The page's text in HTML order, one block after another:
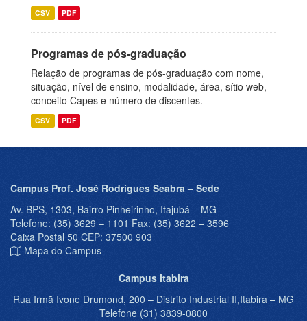
CSV PDF
Programas de pós-graduação
Relação de programas de pós-graduação com nome,
situação, nível de ensino, modalidade, área, sítio web,
conceito Capes e número de discentes.
CSV PDF
Campus Prof. José Rodrigues Seabra – Sede
Av. BPS, 1303, Bairro Pinheirinho, Itajubá – MG
Telefone: (35) 3629 – 1101 Fax: (35) 3622 – 3596
Caixa Postal 50 CEP: 37500 903
Mapa do Campus
Campus Itabira
Rua Irmã Ivone Drumond, 200 – Distrito Industrial II,Itabira – MG
Telefone (31) 3839-0800